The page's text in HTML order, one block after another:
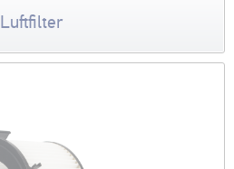
Luftfilter